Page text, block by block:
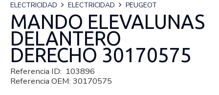
ELECTRICIDAD ELECTRICIDAD PEUGEOT
MANDO ELEVALUNAS
DELANTERO
DERECHO 30170575
Referencia ID: 103896
Referencia OEM: 30170575